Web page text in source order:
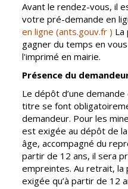
Santé et
solidarité
CCAS
Accueil de jour
L'EHPAD
Autonomie
seniors
Avant le rendez-vous, il
votre pré-demande en
en ligne (ants.gouv.fr ) La
gagner du temps en
l'imprimé en mairie.
Présence du
Le dépôt d’une
titre se font
demandeur. Pour les
est exigée au dépôt de
âge, accompagné du
partir de 12 ans, il sera
empreintes. Au retrait, la
exigée qu’à partir de 12